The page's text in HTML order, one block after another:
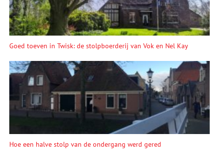
Goed toeven in Twisk: de stolpboerderij van Vok en Nel Kay
Hoe een halve stolp van de ondergang werd gered